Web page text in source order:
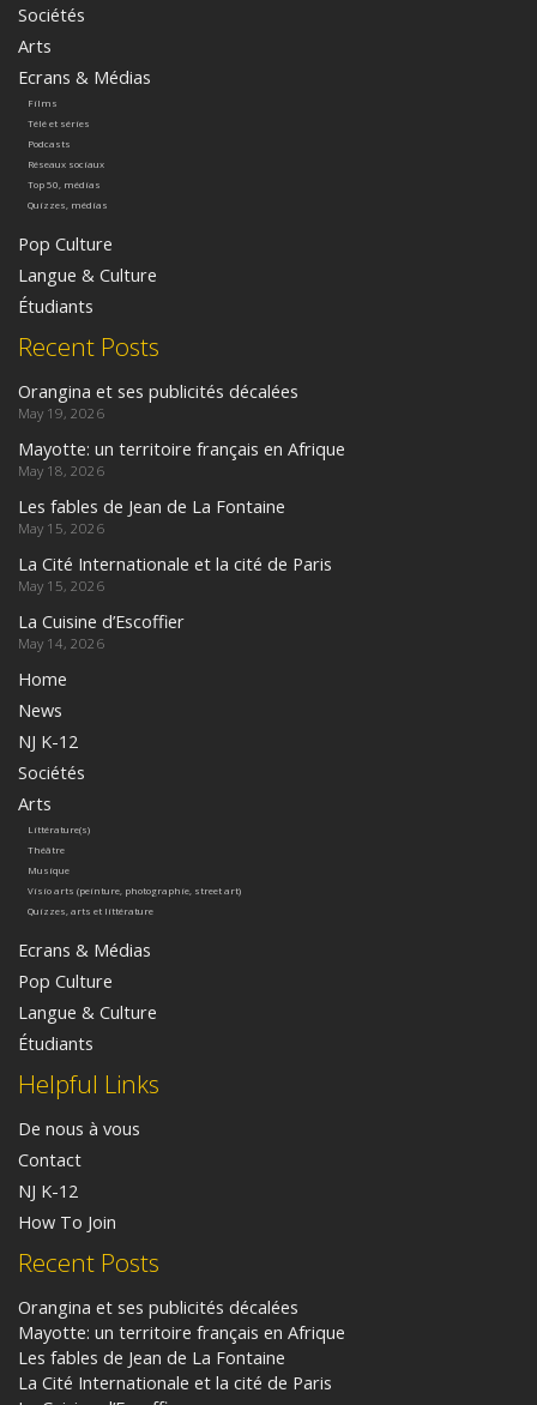
Helpful Links
De nous à vous
Contact
NJ K-12
How To Join
Recent Posts
Orangina et ses publicités décalées
Mayotte: un territoire français en Afrique
Les fables de Jean de La Fontaine
La Cité Internationale et la cité de Paris
Recent Posts
Orangina et ses publicités décalées
May 19, 2026
Mayotte: un territoire français en Afrique
May 18, 2026
Les fables de Jean de La Fontaine
May 15, 2026
La Cité Internationale et la cité de Paris
May 15, 2026
La Cuisine d’Escoffier
May 14, 2026
Home
News
NJ K-12
Sociétés
Arts
Littérature(s)
Théâtre
Musique
Visio arts (peinture, photographie, street art)
Quizzes, arts et littérature
Ecrans & Médias
Pop Culture
Langue & Culture
Étudiants
Sociétés
Arts
Ecrans & Médias
Films
Télé et séries
Podcasts
Réseaux sociaux
Top 50, médias
Quizzes, médias
Pop Culture
Langue & Culture
Étudiants